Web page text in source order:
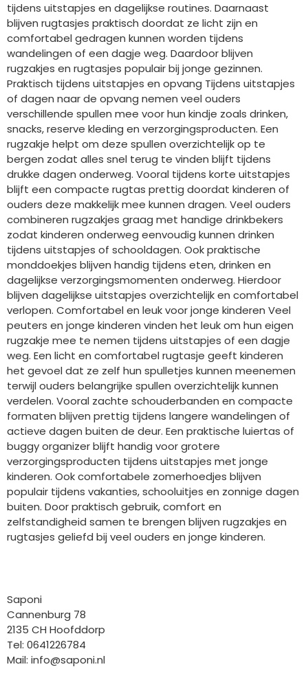
tijdens uitstapjes en dagelijkse routines. Daarnaast
blijven rugtasjes praktisch doordat ze licht zijn en
comfortabel gedragen kunnen worden tijdens
wandelingen of een dagje weg. Daardoor blijven
rugzakjes en rugtasjes populair bij jonge gezinnen.
Praktisch tijdens uitstapjes en opvang Tijdens uitstapjes
of dagen naar de opvang nemen veel ouders
verschillende spullen mee voor hun kindje zoals drinken,
snacks, reserve kleding en verzorgingsproducten. Een
rugzakje helpt om deze spullen overzichtelijk op te
bergen zodat alles snel terug te vinden blijft tijdens
drukke dagen onderweg. Vooral tijdens korte uitstapjes
blijft een compacte rugtas prettig doordat kinderen of
ouders deze makkelijk mee kunnen dragen. Veel ouders
combineren rugzakjes graag met handige drinkbekers
zodat kinderen onderweg eenvoudig kunnen drinken
tijdens uitstapjes of schooldagen. Ook praktische
monddoekjes blijven handig tijdens eten, drinken en
dagelijkse verzorgingsmomenten onderweg. Hierdoor
blijven dagelijkse uitstapjes overzichtelijk en comfortabel
verlopen. Comfortabel en leuk voor jonge kinderen Veel
peuters en jonge kinderen vinden het leuk om hun eigen
rugzakje mee te nemen tijdens uitstapjes of een dagje
weg. Een licht en comfortabel rugtasje geeft kinderen
het gevoel dat ze zelf hun spulletjes kunnen meenemen
terwijl ouders belangrijke spullen overzichtelijk kunnen
verdelen. Vooral zachte schouderbanden en compacte
formaten blijven prettig tijdens langere wandelingen of
actieve dagen buiten de deur. Een praktische luiertas of
buggy organizer blijft handig voor grotere
verzorgingsproducten tijdens uitstapjes met jonge
kinderen. Ook comfortabele zomerhoedjes blijven
populair tijdens vakanties, schooluitjes en zonnige dagen
buiten. Door praktisch gebruik, comfort en
zelfstandigheid samen te brengen blijven rugzakjes en
rugtasjes geliefd bij veel ouders en jonge kinderen.
Saponi
Cannenburg 78
2135 CH Hoofddorp
Tel: 0641226784
Mail: info@saponi.nl